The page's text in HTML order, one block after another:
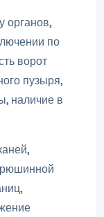
органов,
по
ворот
пузыря,
наличие в